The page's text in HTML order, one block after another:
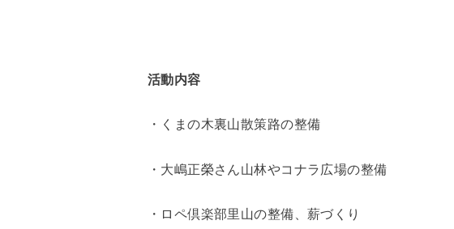
活動内容
・くまの木裏山散策路の整備
・大嶋正榮さん山林やコナラ広場の整備
・ロペ倶楽部里山の整備、薪づくり